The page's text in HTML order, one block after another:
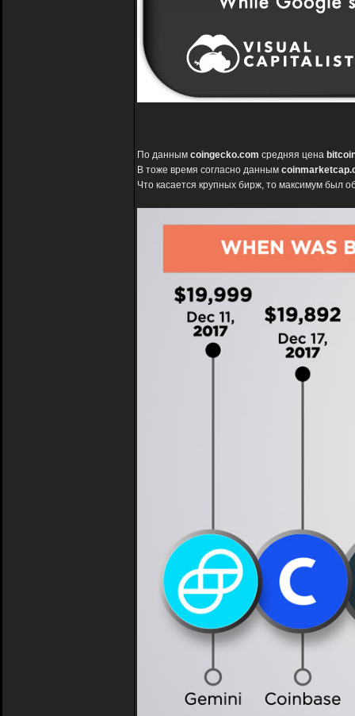
По данным coingecko.com средняя цена
В тоже время согласно данным
Что касается крупных бирж, то максимум был